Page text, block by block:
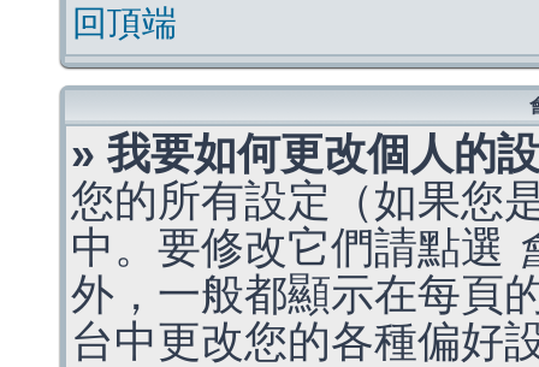
回頂端
» 我要如何更改個人的
您的所有設定（如果您
中。要修改它們請點選
外，一般都顯示在每頁
台中更改您的各種偏好